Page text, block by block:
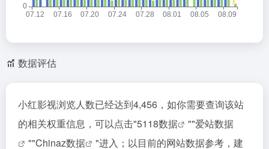
数据评估
小红影视浏览人数已经达到4,456，如你需要查询该站
的相关权重信息，可以点击"5118数据 ""爱站数据
""Chinaz数据
"进入；以目前的网站数据参考，建